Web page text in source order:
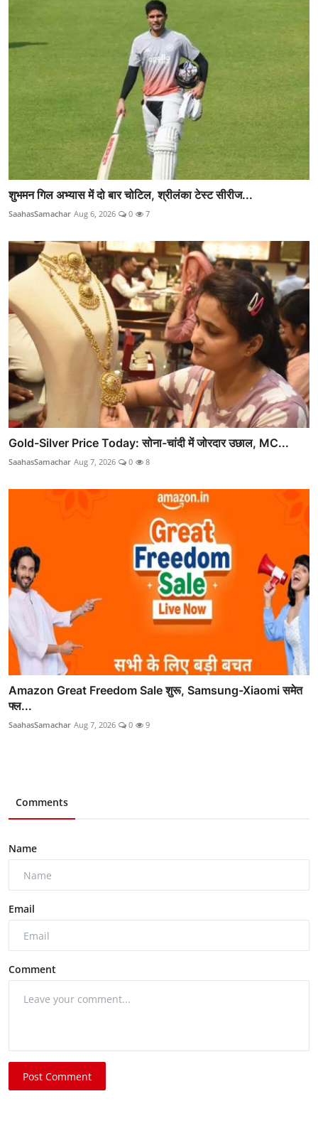
शुभमन गिल अभ्यास में दो बार चोटिल, श्रीलंका टेस्ट सीरीज...
SaahasSamachar Aug 6, 2026 0 7
Gold-Silver Price Today: सोना-चांदी में जोरदार उछाल, MC...
SaahasSamachar Aug 7, 2026 0 8
Amazon Great Freedom Sale शुरू, Samsung-Xiaomi समेत
फ्ल...
SaahasSamachar Aug 7, 2026 0 9
Comments
Name
Email
Comment
Post Comment